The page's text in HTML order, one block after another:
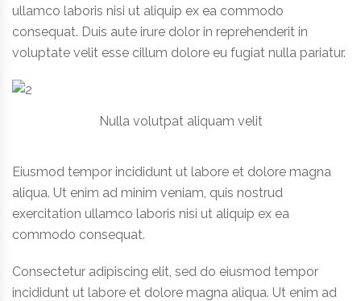
ullamco laboris nisi ut aliquip ex ea commodo
consequat. Duis aute irure dolor in reprehenderit in
voluptate velit esse cillum dolore eu fugiat nulla pariatur.
Nulla volutpat aliquam velit
Eiusmod tempor incididunt ut labore et dolore magna
aliqua. Ut enim ad minim veniam, quis nostrud
exercitation ullamco laboris nisi ut aliquip ex ea
commodo consequat.
Consectetur adipiscing elit, sed do eiusmod tempor
incididunt ut labore et dolore magna aliqua. Ut enim ad